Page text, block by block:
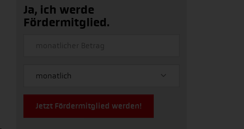
Ja, ich werde
Fördermitglied.
Jetzt Fördermitglied werden!